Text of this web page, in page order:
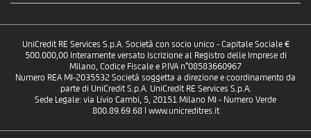
UniCredit RE Services S.p.A. Società con socio unico - Capitale Sociale €
500.000,00 Interamente versato Iscrizione al Registro delle Imprese di
Milano, Codice Fiscale e P.IVA n°08583660967
Numero REA MI-2035532 Società soggetta a direzione e coordinamento da
parte di UniCredit S.p.A. UniCredit RE Services S.p.A.
Sede Legale: via Livio Cambi, 5, 20151 Milano MI - Numero Verde
800.89.69.68 | www.unicreditres.it